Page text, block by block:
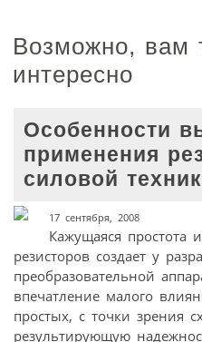
Возможно, вам
интересно
Особенности
применения
силовой
17 сентября, 2008
Кажущаяся простота
резисторов создает у
преобразовательной
впечатление малого
простых, с точки зрения
результирующую